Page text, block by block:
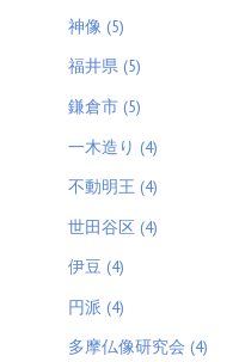
神像 (5)
福井県 (5)
鎌倉市 (5)
一木造り (4)
不動明王 (4)
世田谷区 (4)
伊豆 (4)
円派 (4)
多摩仏像研究会 (4)